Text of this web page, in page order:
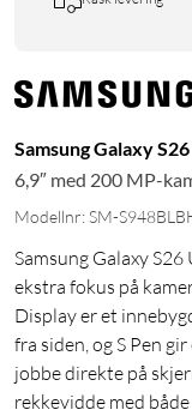
Samsung Galaxy
6,9″ med 200 MP-
Modellnr: SM-
Samsung Galaxy
ekstra fokus på
Display er et
fra siden, og S Pen
jobbe direkte på
rekkevidde med